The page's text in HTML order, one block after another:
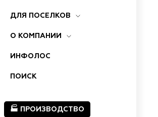
ДЛЯ ПОСЕЛКОВ
О КОМПАНИИ
ИНФОЛОС
ПОИСК
🏭 ПРОИЗВОДСТВО